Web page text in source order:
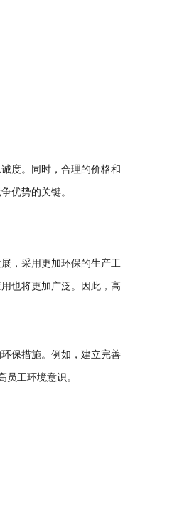
度。同时，合理的价格和
优势的关键。
，采用更加环保的生产工
也将更加广泛。因此，高
保措施。例如，建立完善
工环境意识。